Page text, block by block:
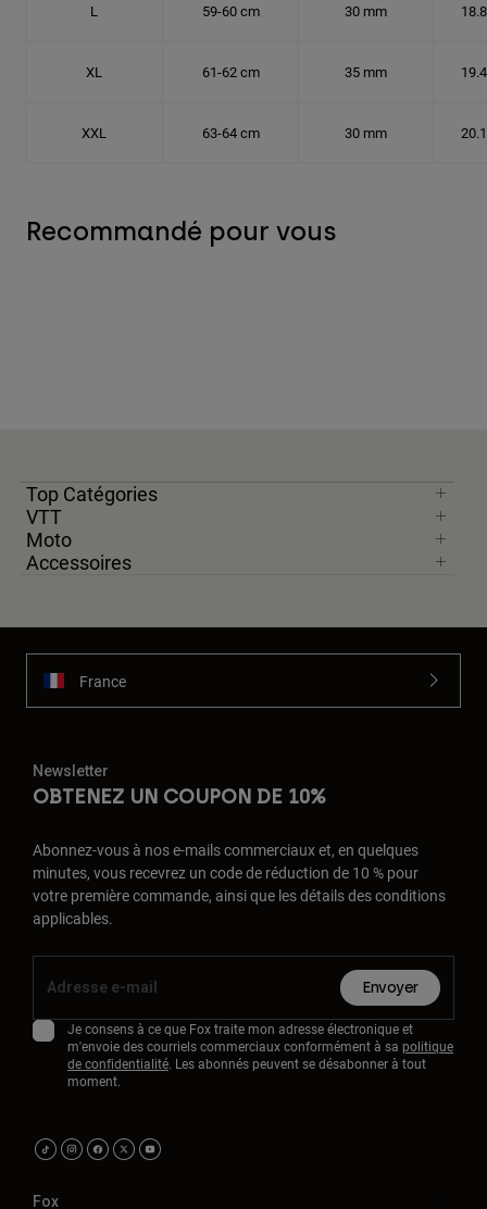
L 59-60 cm 30 mm
XL 61-62 cm 35 mm
XXL 63-64 cm 30 mm
Recommandé pour vous
Top Catégories
VTT
Moto
Accessoires
France
Newsletter
OBTENEZ UN COUPON DE 10%
Abonnez-vous à nos e-mails commerciaux et, en quelques
minutes, vous recevrez un code de réduction de 10 % pour
votre première commande, ainsi que les détails des conditions
applicables.
Envoyer
Je consens à ce que Fox traite mon adresse électronique et
m'envoie des courriels commerciaux conformément à sa politique
de confidentialité. Les abonnés peuvent se désabonner à tout
moment.
Fox